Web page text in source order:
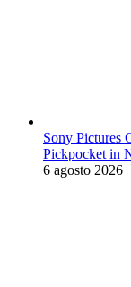
Sony Pictures
Pickpocket in
6 agosto 2026